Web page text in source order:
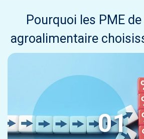
Pourquoi les PME
agroalimentaire
01